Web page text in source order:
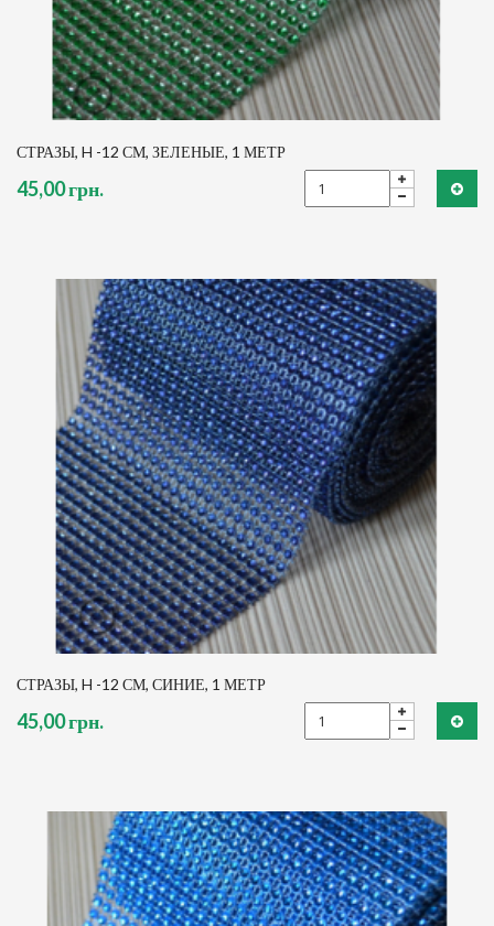
СТРАЗЫ, H -12 СМ, ЗЕЛЕНЫЕ, 1 МЕТР
45,00 грн.
СТРАЗЫ, H -12 СМ, СИНИЕ, 1 МЕТР
45,00 грн.